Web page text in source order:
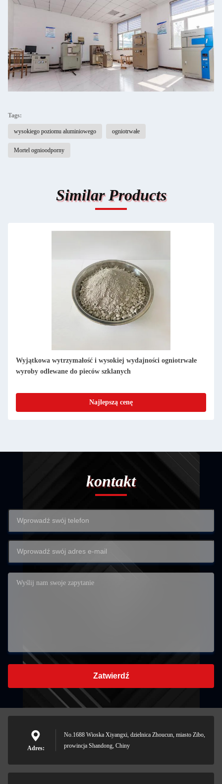
Tags:
wysokiego poziomu aluminiowego ogniotrwałe
Mortel ognioodporny
Similar Products
1
Najlepszą cenę
kontakt
Zatwierdź
Adres:
No.1688 Wioska Xiyangxi, dzielnica Zhoucun, miasto Zibo,
prowincja Shandong, Chiny